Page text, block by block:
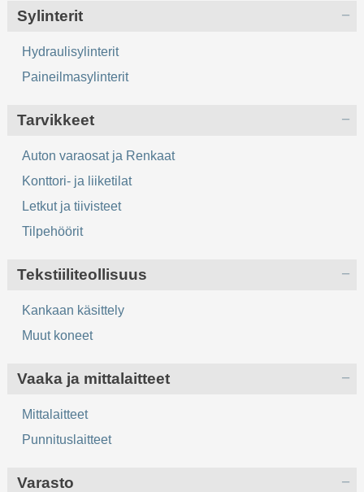
Sylinterit
Hydraulisylinterit
Paineilmasylinterit
Tarvikkeet
Auton varaosat ja Renkaat
Konttori- ja liiketilat
Letkut ja tiivisteet
Tilpehöörit
Tekstiiliteollisuus
Kankaan käsittely
Muut koneet
Vaaka ja mittalaitteet
Mittalaitteet
Punnituslaitteet
Varasto